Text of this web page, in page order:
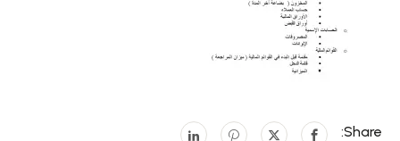
Share: